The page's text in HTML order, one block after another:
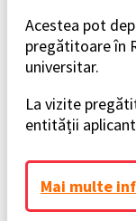
Acestea pot
pregătitoare în
universitar.
La vizite
entității
Mai multe